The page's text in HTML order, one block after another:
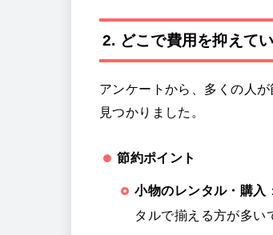
2. どこで費用を抑えて
アンケートから、多くの人
見つかりました。
節約ポイント
小物のレンタル・購入
タルで揃える方が多い